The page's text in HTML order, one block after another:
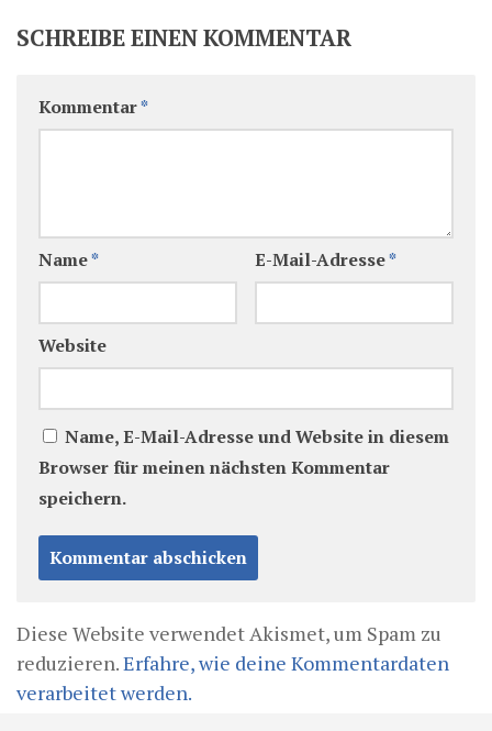
SCHREIBE EINEN KOMMENTAR
Kommentar*
Name* E-Mail-Adresse*
Website
Name, E-Mail-Adresse und Website in diesem
Browser für meinen nächsten Kommentar
speichern.
Diese Website verwendet Akismet, um Spam zu
reduzieren.Erfahre, wie deine Kommentardaten
verarbeitet werden.